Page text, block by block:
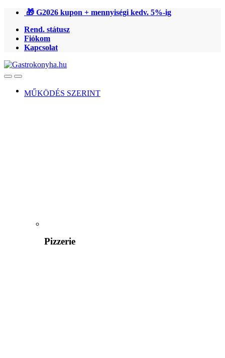
Ugrás
navigációhoz
Ugrás
tartalomra
🎁 G2026 kupon + mennyiségi kedv. 5%-ig
Rend. státusz
Fiókom
Kapcsolat
OpenClose
MŰKÖDÉS SZERINT
Pizzerie